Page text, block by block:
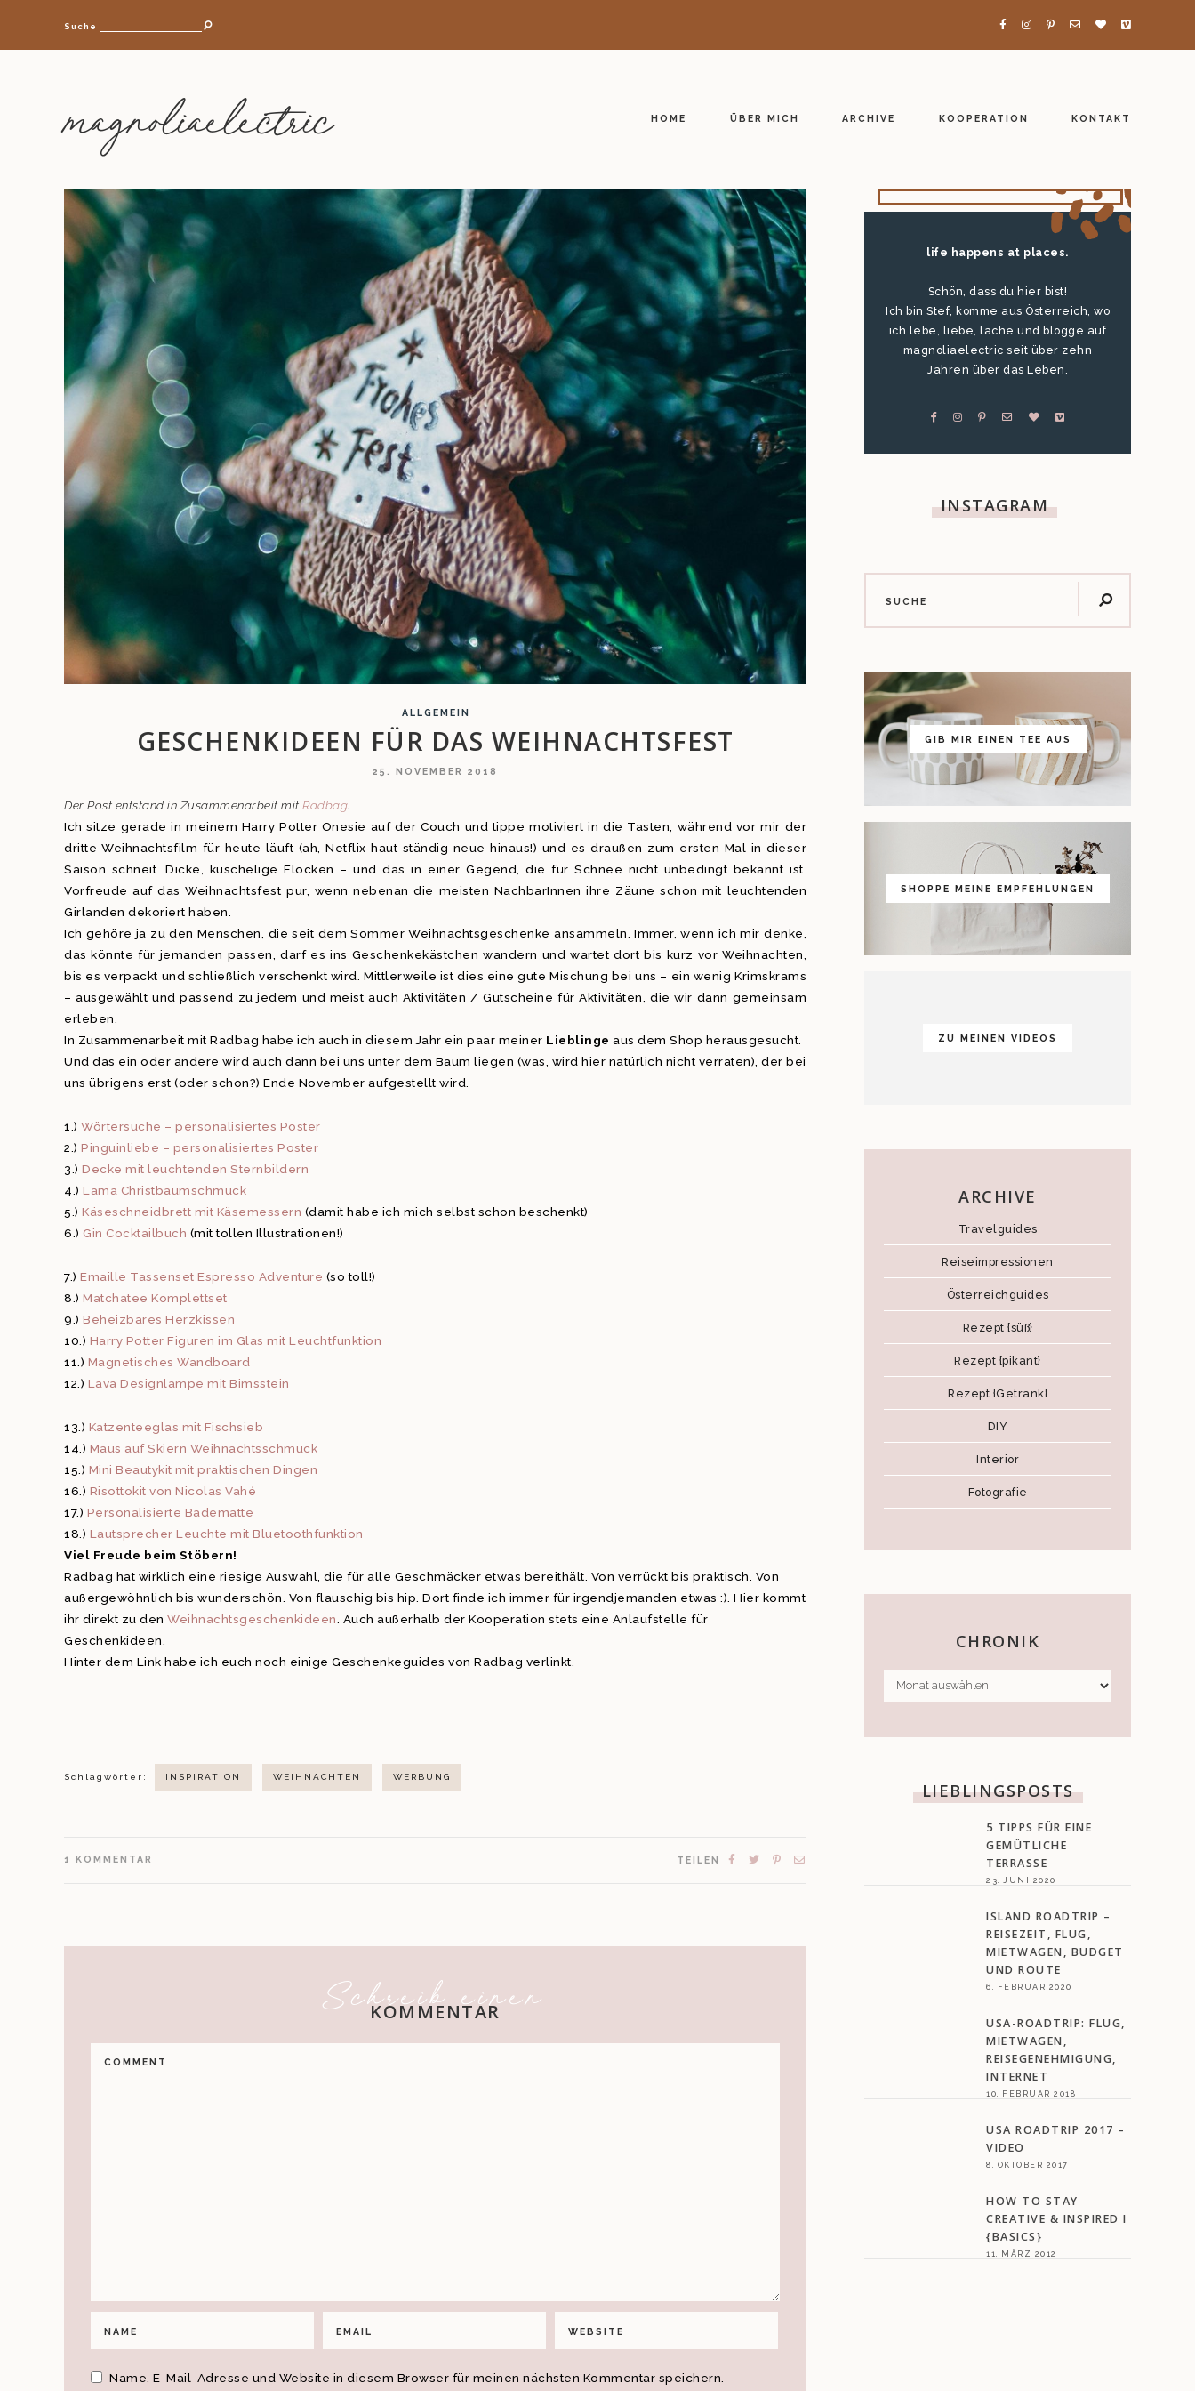
Suche
magnoliaelectric HOME ÜBER MICH ARCHIVE KOOPERATION KONTAKT
ALLGEMEIN
GESCHENKIDEEN FÜR DAS WEIHNACHTSFEST
25. NOVEMBER 2018
Der Post entstand in Zusammenarbeit mit Radbag
Ich sitze gerade in meinem Harry Potter Onesie auf der Couch und tippe motiviert in die Tasten, während vor mir der
dritte Weihnachtsfilm für heute läuft (ah, Netflix haut ständig neue hinaus!) und es draußen zum ersten Mal in dieser
Saison schneit. Dicke, kuschelige Flocken – und das in einer Gegend, die für Schnee nicht unbedingt bekannt ist.
Vorfreude auf das Weihnachtsfest pur, wenn nebenan die meisten NachbarInnen ihre Zäune schon mit leuchtenden
Girlanden dekoriert haben.
Ich gehöre ja zu den Menschen, die seit dem Sommer Weihnachtsgeschenke ansammeln. Immer, wenn ich mir denke,
das könnte für jemanden passen, darf es ins Geschenkekästchen wandern und wartet dort bis kurz vor Weihnachten,
bis es verpackt und schließlich verschenkt wird. Mittlerweile ist dies eine gute Mischung bei uns – ein wenig Krimskrams
– ausgewählt und passend zu jedem und meist auch Aktivitäten / Gutscheine für Aktivitäten, die wir dann gemeinsam
erleben.
In Zusammenarbeit mit Radbag habe ich auch in diesem Jahr ein paar meiner Lieblinge aus dem Shop herausgesucht.
Und das ein oder andere wird auch dann bei uns unter dem Baum liegen (was, wird hier natürlich nicht verraten), der bei
uns übrigens erst (oder schon?) Ende November aufgestellt wird.
1.) Wörtersuche – personalisiertes Poster
2.) Pinguinliebe – personalisiertes Poster
3.) Decke mit leuchtenden Sternbildern
4.) Lama Christbaumschmuck
5.) Käseschneidbrett mit Käsemessern (damit habe ich mich selbst schon beschenkt)
6.) Gin Cocktailbuch (mit tollen Illustrationen!)
7.) Emaille Tassenset Espresso Adventure (so toll!)
8.) Matchatee Komplettset
9.) Beheizbares Herzkissen
10.) Harry Potter Figuren im Glas mit Leuchtfunktion
11.) Magnetisches Wandboard
12.) Lava Designlampe mit Bimsstein
13.) Katzenteeglas mit Fischsieb
14.) Maus auf Skiern Weihnachtsschmuck
15.) Mini Beautykit mit praktischen Dingen
16.) Risottokit von Nicolas Vahé
17.) Personalisierte Badematte
18.) Lautsprecher Leuchte mit Bluetoothfunktion
Viel Freude beim Stöbern!
Radbag hat wirklich eine riesige Auswahl, die für alle Geschmäcker etwas bereithält. Von verrückt bis praktisch. Von
außergewöhnlich bis wunderschön. Von flauschig bis hip. Dort finde ich immer für irgendjemanden etwas :). Hier kommt
ihr direkt zu den Weihnachtsgeschenkideen . Auch außerhalb der Kooperation stets eine Anlaufstelle für
Geschenkideen.
Hinter dem Link habe ich euch noch einige Geschenkeguides von Radbag verlinkt.
Schlagwörter: INSPIRATION WEIHNACHTEN WERBUNG
1 KOMMENTAR TEILEN
Schreib einen
KOMMENTAR
Name, E-Mail-Adresse und Website in diesem Browser für meinen nächsten Kommentar speichern.
life happens at places.
Schön, dass du hier bist!
Ich bin Stef, komme aus Österreich, wo
ich lebe, liebe, lache und blogge auf
magnoliaelectric seit über zehn
Jahren über das Leben.
INSTAGRAM…
GIB MIR EINEN TEE AUS
SHOPPE MEINE EMPFEHLUNGEN
ZU MEINEN VIDEOS
ARCHIVE
Travelguides
Reiseimpressionen
Österreichguides
Rezept {süß}
Rezept {pikant}
Rezept {Getränk}
DIY
Interior
Fotografie
CHRONIK
CHRONIK
LIEBLINGSPOSTS
5 TIPPS FÜR EINE
GEMÜTLICHE
TERRASSE
23. JUNI 2020
ISLAND ROADTRIP –
REISEZEIT, FLUG,
MIETWAGEN, BUDGET
UND ROUTE
6. FEBRUAR 2020
USA-ROADTRIP: FLUG,
MIETWAGEN,
REISEGENEHMIGUNG,
INTERNET
10. FEBRUAR 2018
USA ROADTRIP 2017 –
VIDEO
8. OKTOBER 2017
HOW TO STAY
CREATIVE & INSPIRED I
{BASICS}
11. MÄRZ 2012